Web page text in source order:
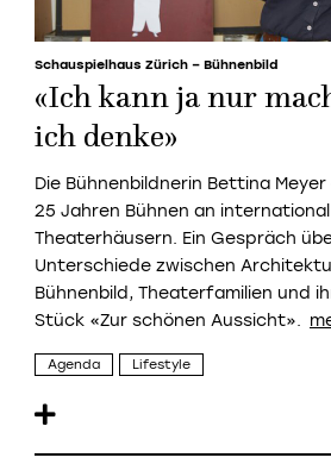
Schauspielhaus Zürich – Bühnenbild
«Ich kann ja nur
ich denke»
Die Bühnenbildnerin Bettina
25 Jahren Bühnen an
Theaterhäusern. Ein Gespräch
Unterschiede zwischen
Bühnenbild, Theaterfamilien und
Stück «Zur schönen Aussicht».
Agenda Lifestyle